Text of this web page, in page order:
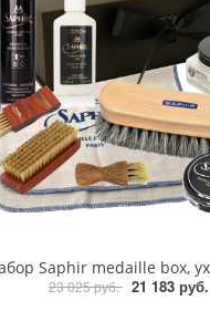
23 025 руб. 21 183 руб.